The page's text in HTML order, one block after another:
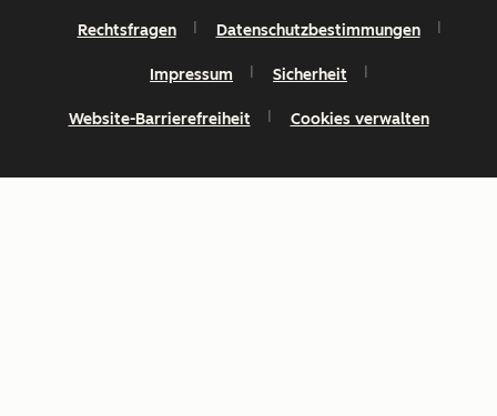
Rechtsfragen Datenschutzbestimmungen
Impressum Sicherheit
Website-Barrierefreiheit Cookies verwalten